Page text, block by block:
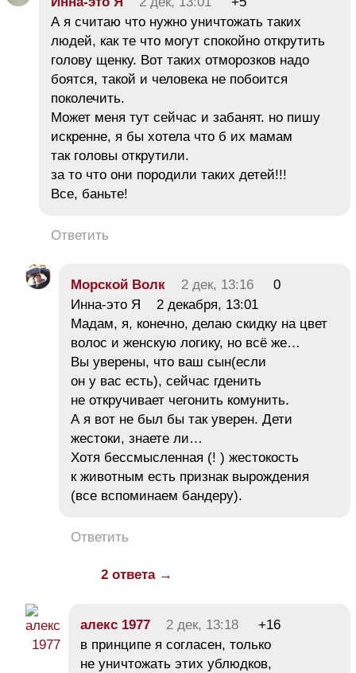
А я считаю что нужно уничтожать таких
людей, как те что могут спокойно открутить
голову щенку. Вот таких отморозков надо
боятся, такой и человека не побоится
поколечить.
Может меня тут сейчас и забанят. но пишу
искренне, я бы хотела что б их мамам
так головы открутили.
за то что они породили таких детей!!!
Все, баньте!
Ответить
Морской Волк 2 дек, 13:16
0
Инна-это Я 2 декабря, 13:01
Мадам, я, конечно, делаю скидку на цвет
волос и женскую логику, но всё же…
Вы уверены, что ваш сын(если
он у вас есть), сейчас гденить
не откручивает чегонить комунить.
А я вот не был бы так уверен. Дети
жестоки, знаете ли…
Хотя бессмысленная (! ) жестокость
к животным есть признак вырождения
(все вспоминаем бандеру).
Ответить
2 ответа →
алекс 1977 2 дек, 13:18
+16
в принципе я согласен, только
не уничтожать этих ублюдков,